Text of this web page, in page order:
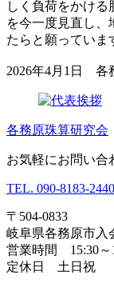
しく負荷をかけ
を今一度見直し、
たらと願っていま
2026年4月1日 各
各務原珠算研究会
お気軽にお問い合
TEL. 090-8183-2440
〒504-0833
岐阜県各務原市入
営業時間 15:30～
定休日 土日祝